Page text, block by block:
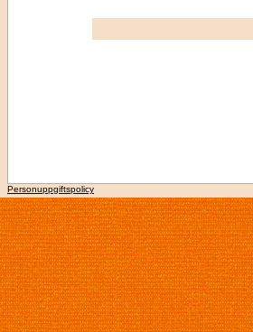
Personuppgiftspolicy